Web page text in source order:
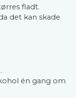
fladt.
det kan skade
én gang om